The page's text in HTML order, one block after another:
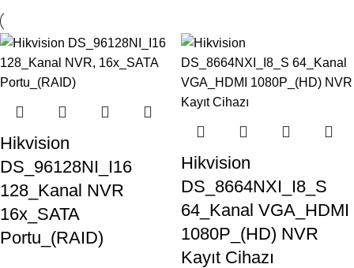
Hikvision
DS_96128NI_I16
128_Kanal NVR
16x_SATA
Portu_(RAID)
Hikvision
DS_8664NXI_I8_S
64_Kanal VGA_HDMI
1080P_(HD) NVR
Kayıt Cihazı